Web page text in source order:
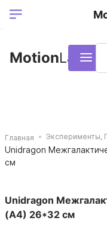
Ваш регион
MotionLamps
Главная Эксперименты,
Unidragon
см
Unidragon
(A4) 26*32 см